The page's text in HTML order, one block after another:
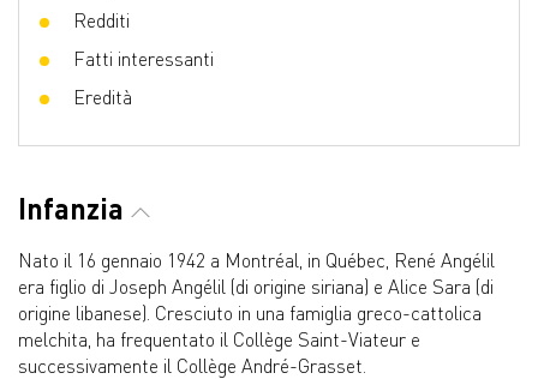
Redditi
Fatti interessanti
Eredità
Infanzia
Nato il 16 gennaio 1942 a Montréal, in Québec, René Angélil
era figlio di Joseph Angélil (di origine siriana) e Alice Sara (di
origine libanese). Cresciuto in una famiglia greco-cattolica
melchita, ha frequentato il Collège Saint-Viateur e
successivamente il Collège André-Grasset.